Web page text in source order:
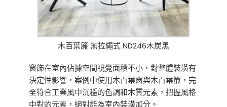
木百葉簾 無拉繩式 ND246木炭黑
窗飾在室內佔據空間視覺面積不小，對整體裝潢有
決定性影響，案例中使用木百葉窗與木百葉簾，完
全符合工業風中沉穩的色調和木質元素，把握風格
中對的元素，絕對能為室內裝潢加分。